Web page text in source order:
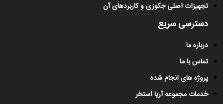
تجهیزات اصلی جکوزی و کاربردهای آن
دسترسی سریع
درباره ما
تماس با ما
پروژه های انجام شده
خدمات مجموعه آریا استخر